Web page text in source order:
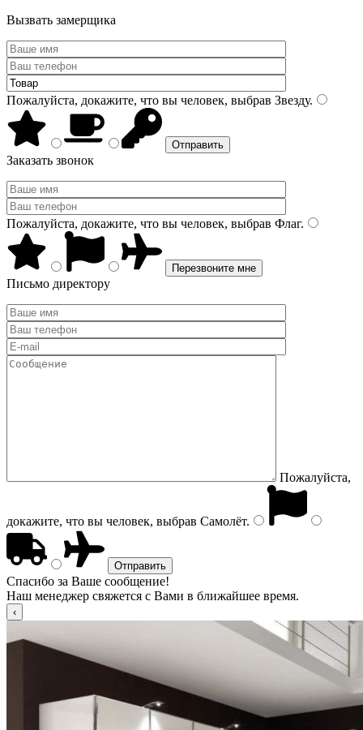
Вызвать замерщика
Пожалуйста, докажите, что вы человек, выбрав Звезду.
Заказать звонок
Пожалуйста, докажите, что вы человек, выбрав Флаг.
Письмо директору
Пожалуйста,
докажите, что вы человек, выбрав Самолёт.
Спасибо за Ваше сообщение!
Наш менеджер свяжется с Вами в ближайшее время.